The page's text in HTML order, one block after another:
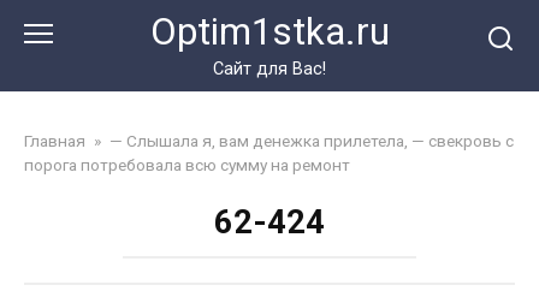
Optim1stka.ru
Сайт для Вас!
Главная » — Слышала я, вам денежка прилетела, — свекровь с
порога потребовала всю сумму на ремонт
62-424